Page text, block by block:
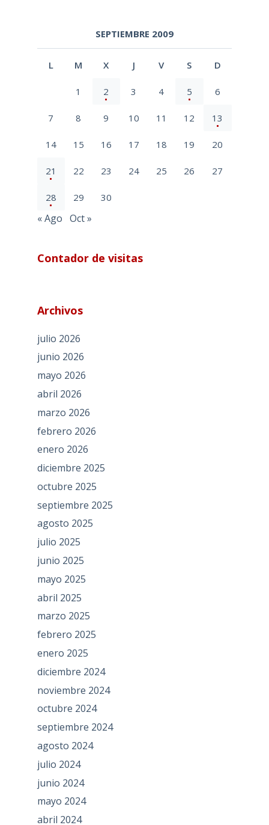
SEPTIEMBRE 2009
L M X J V S D
1 2 3 4 5 6
7 8 9 10 11 12 13
14 15 16 17 18 19 20
21 22 23 24 25 26 27
28 29 30
« Ago Oct »
Contador de visitas
Archivos
julio 2026
junio 2026
mayo 2026
abril 2026
marzo 2026
febrero 2026
enero 2026
diciembre 2025
octubre 2025
septiembre 2025
agosto 2025
julio 2025
junio 2025
mayo 2025
abril 2025
marzo 2025
febrero 2025
enero 2025
diciembre 2024
noviembre 2024
octubre 2024
septiembre 2024
agosto 2024
julio 2024
junio 2024
mayo 2024
abril 2024